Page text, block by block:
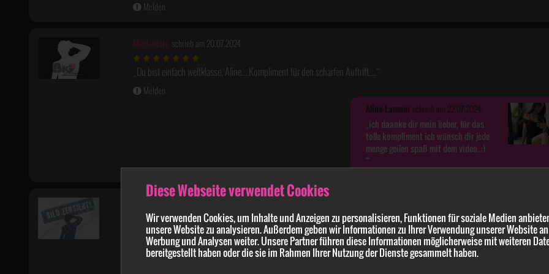
Diese Webseite verwendet Cookies
Wir verwenden Cookies, um Inhalte und Anzeigen zu personalisieren, Funktionen für soziale Medien
unsere Website zu analysieren. Außerdem geben wir Informationen zu Ihrer Verwendung unserer Website
Werbung und Analysen weiter. Unsere Partner führen diese Informationen möglicherweise mit weiteren
bereitgestellt haben oder die sie im Rahmen Ihrer Nutzung der Dienste gesammelt haben.
Melden
Martincito schrieb am 20.07.2024
Du bist einfach weltklasse, Aline....Kompliment für den scharfen Auftritt....
Melden
Alina-Lamourschrieb am 22.07.2024:
ich daanke dir mein lieber, für das
tolle kompliment ich wünsch dir jede
menge geilen spaß mit dem video..;)
Richtig guter F**k. So lange hätte ich bei dir niemals durchgehalten. Nach 2 Minuten hätte ich dir schon in den Mund
du b***t 🤤